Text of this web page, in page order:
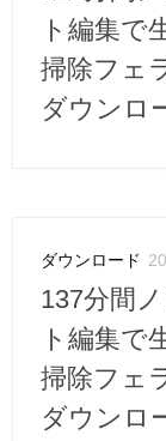
ト編集で
掃除フェ
ダウンロ
ダウンロード
137分間
ト編集で
掃除フェ
ダウンロ